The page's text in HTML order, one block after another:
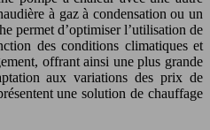
à gaz à condensation ou un
permet d’optimiser l’utilisation de
des conditions climatiques et
offrant ainsi une plus grande
aux variations des prix de
une solution de chauffage